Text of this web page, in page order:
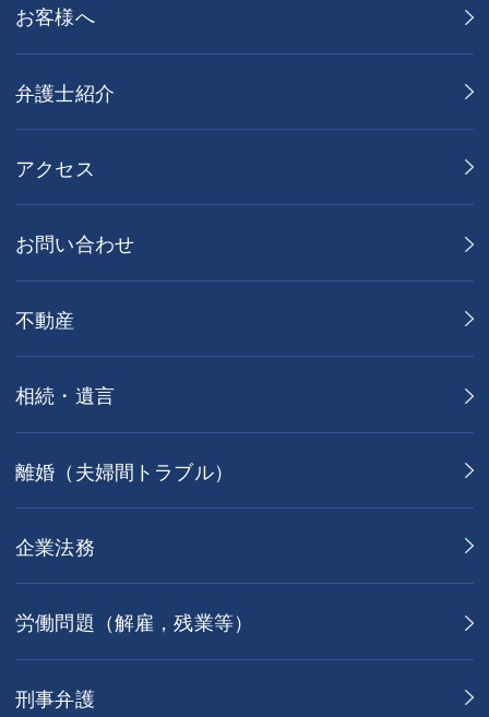
お客様へ
弁護士紹介
アクセス
お問い合わせ
不動産
相続・遺言
離婚（夫婦間トラブル）
企業法務
労働問題（解雇，残業等）
刑事弁護